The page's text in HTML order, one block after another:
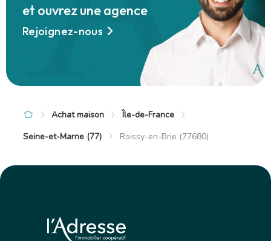
et ouvrez une agence
Rejoignez-nous
Achat maison
Île-de-France
Seine-et-Marne (77)
Roissy-en-Brie (77680)